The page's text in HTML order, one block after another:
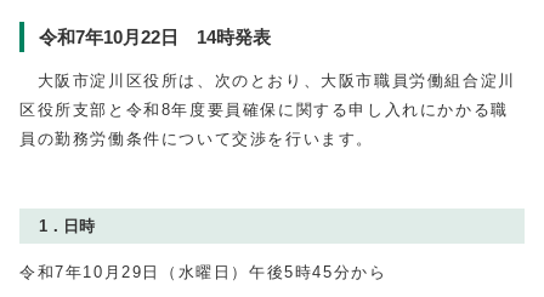
令和7年10月22日 14時発表
大阪市淀川区役所は、次のとおり、大阪市職員労働組合淀川
区役所支部と令和8年度要員確保に関する申し入れにかかる職
員の勤務労働条件について交渉を行います。
1．日時
令和7年10月29日（水曜日）午後5時45分から